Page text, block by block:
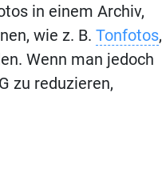
in einem Archiv,
wie z. B. Tonfotos,
Wenn man jedoch
zu reduzieren,